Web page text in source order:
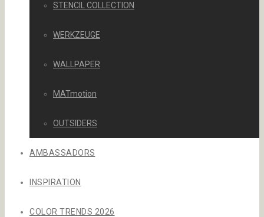
STENCIL COLLECTION
WERKZEUGE
WALLPAPER
MATmotion
OUTSIDERS
AMBASSADORS
INSPIRATION
COLOR TRENDS 2026